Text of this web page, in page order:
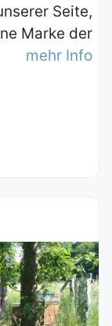
Seite,
Marke der
mehr Info